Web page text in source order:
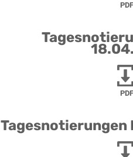
PDF
PDF
Tagesnotierungen